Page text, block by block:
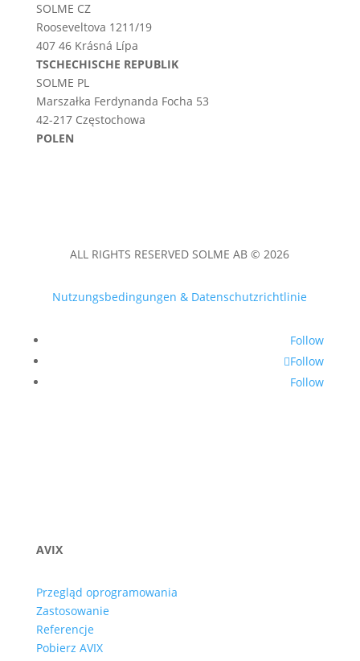
SOLME CZ
Rooseveltova 1211/19
407 46 Krásná Lípa
TSCHECHISCHE REPUBLIK
SOLME PL
Marszałka Ferdynanda Focha 53
42-217 Częstochowa
POLEN
ALL RIGHTS RESERVED SOLME AB © 2026
Nutzungsbedingungen & Datenschutzrichtlinie
Follow
Follow
Follow
AVIX
Przegląd oprogramowania
Zastosowanie
Referencje
Pobierz AVIX